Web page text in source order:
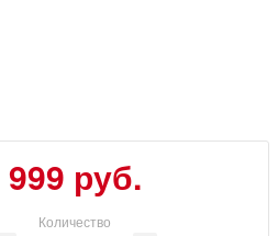
999 руб.
Количество